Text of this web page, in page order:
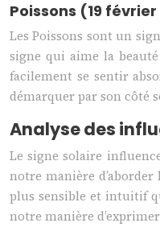
Poissons (19
Les Poissons sont un
signe qui aime la
facilement se sentir
démarquer par son côté
Analyse des
Le signe solaire
notre manière
plus sensible et intuitif
notre manière